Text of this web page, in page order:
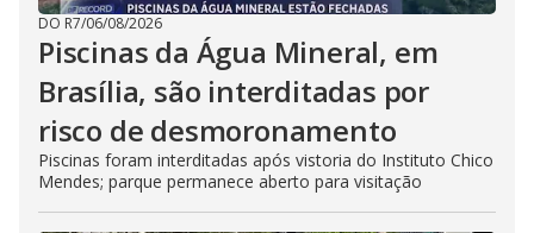
DO R7/06/08/2026
Piscinas da Água Mineral, em
Brasília, são interditadas por
risco de desmoronamento
Piscinas foram interditadas após vistoria do Instituto Chico
Mendes; parque permanece aberto para visitação